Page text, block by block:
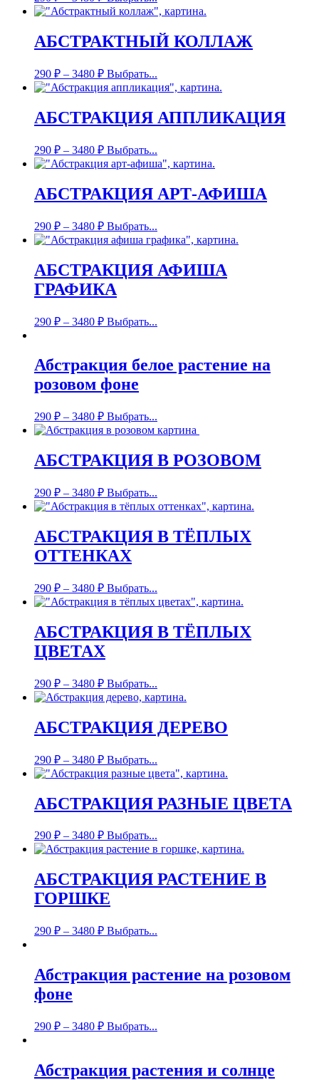
АБСТРАКТНЫЙ КОЛЛАЖ
290 ₽ – 3480 ₽ Выбрать...
АБСТРАКЦИЯ АППЛИКАЦИЯ
290 ₽ – 3480 ₽ Выбрать...
АБСТРАКЦИЯ АРТ-АФИША
290 ₽ – 3480 ₽ Выбрать...
АБСТРАКЦИЯ АФИША
ГРАФИКА
290 ₽ – 3480 ₽ Выбрать...
Абстракция белое растение на
розовом фоне
290 ₽ – 3480 ₽ Выбрать...
АБСТРАКЦИЯ В РОЗОВОМ
290 ₽ – 3480 ₽ Выбрать...
АБСТРАКЦИЯ В ТЁПЛЫХ
ОТТЕНКАХ
290 ₽ – 3480 ₽ Выбрать...
АБСТРАКЦИЯ В ТЁПЛЫХ
ЦВЕТАХ
290 ₽ – 3480 ₽ Выбрать...
АБСТРАКЦИЯ ДЕРЕВО
290 ₽ – 3480 ₽ Выбрать...
АБСТРАКЦИЯ РАЗНЫЕ ЦВЕТА
290 ₽ – 3480 ₽ Выбрать...
АБСТРАКЦИЯ РАСТЕНИЕ В
ГОРШКЕ
290 ₽ – 3480 ₽ Выбрать...
Абстракция растение на розовом
фоне
290 ₽ – 3480 ₽ Выбрать...
Абстракция растения и солнце